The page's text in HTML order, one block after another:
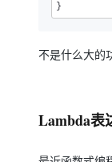
}
不是什么大的
Lambda表